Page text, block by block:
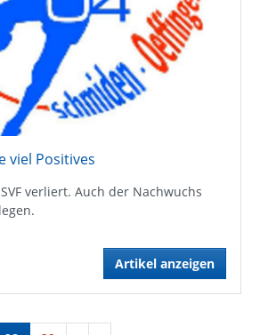
viel Positives
verliert. Auch der Nachwuchs
Artikel anzeigen